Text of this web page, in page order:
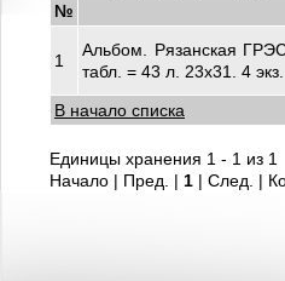
№
1
Альбом. Рязанская
табл. = 43 л. 23х31. 4
В начало списка
Единицы хранения 1 - 1 из 1
Начало | Пред. | 1 | След. |